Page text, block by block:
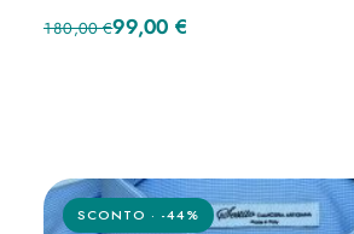
180,00€
Il prezzo originale era: 180,00 €.
99,00 €
Il prezzo attuale è: 99,00 €.
SCONTO · -44%